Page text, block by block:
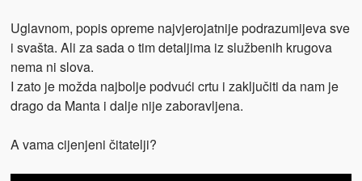
Uglavnom, popis opreme najvjerojatnije podrazumijeva sve
i svašta. Ali za sada o tim detaljima iz službenih krugova
nema ni slova.
I zato je možda najbolje podvući crtu i zaključiti da nam je
drago da Manta i dalje nije zaboravljena.
A vama cijenjeni čitatelji?